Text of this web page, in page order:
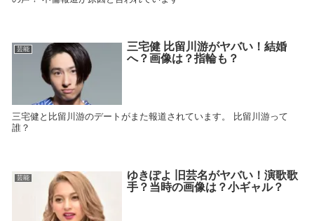
芸能
三宅健 比留川游がヤバい！結婚
へ？画像は？指輪も？
三宅健と比留川游のデートがまた報道されています。 比留川游って
誰？
芸能
ゆきぽよ 旧芸名がヤバい！演歌歌
手？当時の画像は？小ギャル？